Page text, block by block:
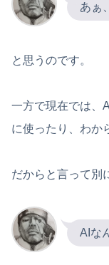
あぁ
と思うのです。
一方で現在では、
に使ったり、わか
だからと言って別
AIな